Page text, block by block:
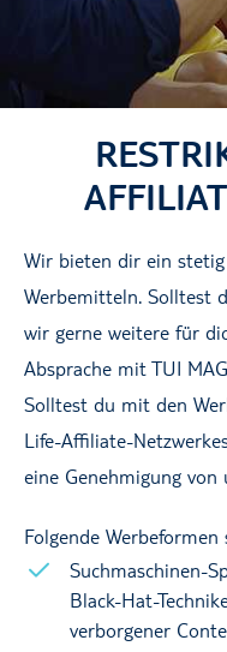
Wir bieten dir ein
Werbemitteln. Solltest
wir gerne weitere für
Absprache mit TUI
Solltest du mit den
Life-Affiliate-
eine Genehmigung von
Folgende
Suchmaschinen-
Black-Hat-
verborgener